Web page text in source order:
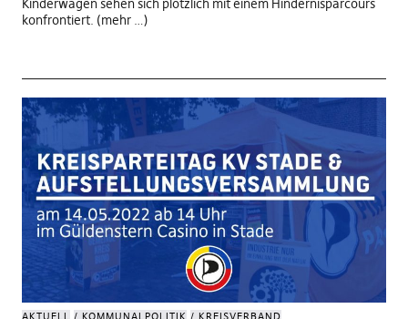
Kinderwagen sehen sich plötzlich mit einem Hindernisparcours
konfrontiert. (mehr …)